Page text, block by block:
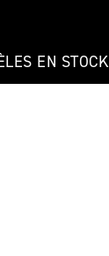
EN STOCK